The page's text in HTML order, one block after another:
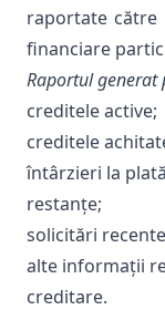
raportate
financiare
Raportul generat
creditele active;
creditele
întârzieri la
restanțe;
solicitări
alte informații
creditare.